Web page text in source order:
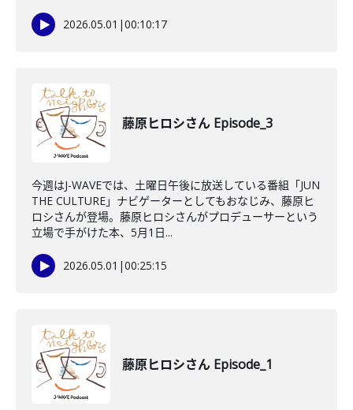
2026.05.01 |00:10:17
藤原ヒロシさん Episode_3
今週はJ-WAVEでは、土曜日午後に放送している番組「JUN
THE CULTURE」ナビゲーターとしてもおなじみ、藤原ヒ
ロシさんが登場。藤原ヒロシさんがプロデューサーという
立場で手がけた本、5月1日...
2026.05.01 |00:25:15
藤原ヒロシさん Episode_1